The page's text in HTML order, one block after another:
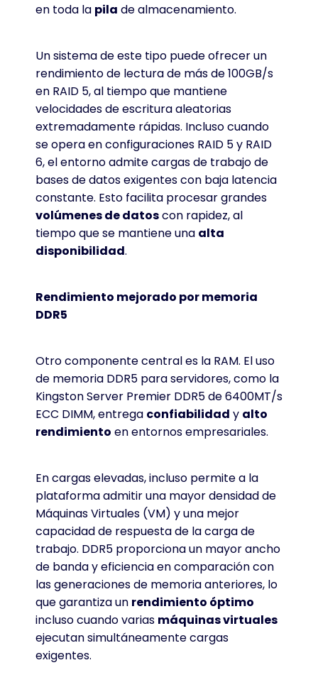
en toda la pila de almacenamiento.
Un sistema de este tipo puede ofrecer un
rendimiento de lectura de más de 100GB/s
en RAID 5, al tiempo que mantiene
velocidades de escritura aleatorias
extremadamente rápidas. Incluso cuando
se opera en configuraciones RAID 5 y RAID
6, el entorno admite cargas de trabajo de
bases de datos exigentes con baja latencia
constante. Esto facilita procesar grandes
volúmenes de datoscon rapidez, al
tiempo que se mantiene una alta
disponibilidad.
Rendimiento mejorado por memoria
DDR5
Otro componente central es la RAM. El uso
de memoria DDR5 para servidores, como la
Kingston Server Premier DDR5 de 6400MT/s
ECC DIMM, entrega confiabilidad y alto
rendimiento en entornos empresariales.
En cargas elevadas, incluso permite a la
plataforma admitir una mayor densidad de
Máquinas Virtuales (VM) y una mejor
capacidad de respuesta de la carga de
trabajo. DDR5 proporciona un mayor ancho
de banda y eficiencia en comparación con
las generaciones de memoria anteriores, lo
que garantiza un rendimiento óptimo
incluso cuando varias máquinas virtuales
ejecutan simultáneamente cargas
exigentes.